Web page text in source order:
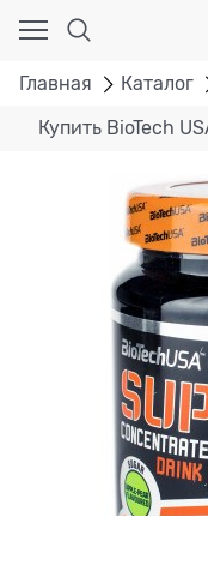
Главная Каталог
Купить BioTech